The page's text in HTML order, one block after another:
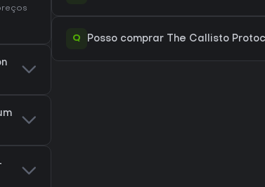
Q Posso comprar The Callisto